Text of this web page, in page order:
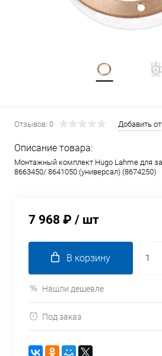
Отзывов: 0 Добавить
Описание товара:
Монтажный комплект Hugo Lahme для
8663450/ 8641050 (универсал) (8674250)
7 968 ₽ / шт
В корзину
Нашли дешевле
Под заказ